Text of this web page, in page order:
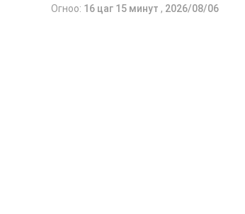
Огноо: 16 цаг 15 минут , 2026/08/06